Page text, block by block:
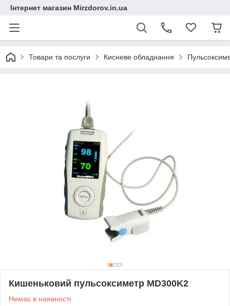
Інтернет магазин Mirzdorov.in.ua
Товари та послуги Кисневе обладнання
Кишеньковий пульсоксиметр MD300K2
Немає в наявності